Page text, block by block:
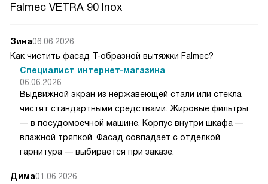
Falmec VETRA 90 Inox
Зина06.06.2026
Как чистить фасад Т-образной вытяжки Falmec?
Специалист интернет-магазина
06.06.2026
Выдвижной экран из нержавеющей стали или стекла
чистят стандартными средствами. Жировые фильтры
— в посудомоечной машине. Корпус внутри шкафа —
влажной тряпкой. Фасад совпадает с отделкой
гарнитура — выбирается при заказе.
Дима01.06.2026